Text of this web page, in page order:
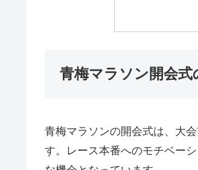
青梅マラソン開会式
青梅マラソンの開会式は、大
す。レース本番へのモチベー